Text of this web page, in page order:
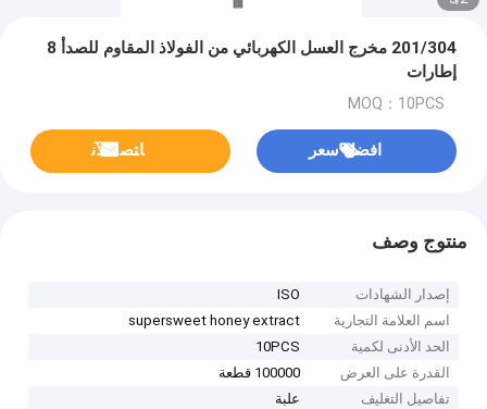
201/304 مخرج العسل الكهربائي من الفولاذ المقاوم للصدأ 8
إطارات
MOQ：10PCS
افضل سعر ﺎﺘﺼﻟ ﺍﻶﻧ
منتوج وصف
إصدار الشهادات
ISO
اسم العلامة التجارية
supersweet honey extract
الحد الأدنى لكمية
10PCS
القدرة على العرض
100000 قطعة
تفاصيل التغليف
علبة